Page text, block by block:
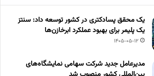
یک محقق پسادکتری در کشور توسعه داد: سنتز
یک پلیمر برای بهبود عملکرد ابرخازن‌ها
1405-05-12
مدیرعامل جدید شرکت سهامی نمایشگاه‌های